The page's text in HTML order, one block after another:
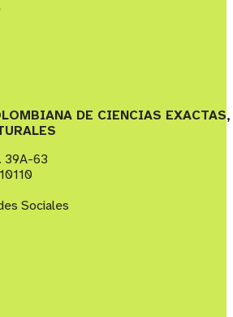
DE CIENCIAS EXACTAS,
39A-63
Sociales